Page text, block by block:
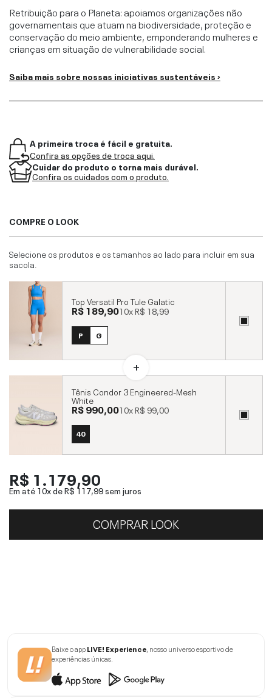
Retribuição para o Planeta: apoiamos organizações não
governamentais que atuam na biodiversidade, proteção e
conservação do meio ambiente, emponderando mulheres e
crianças em situação de vulnerabilidade social.
Saiba mais sobre nossas iniciativas sustentáveis ›
A primeira troca é fácil e gratuita.
Confira as opções de troca aqui.
Cuidar do produto o torna mais durável.
Confira os cuidados com o produto.
COMPRE O LOOK
Selecione os produtos e os tamanhos ao lado para incluir em sua
sacola.
Top Versatil Pro Tule Galatic
R$ 189,9010xR$ 18,99
P G
Tênis Condor 3 Engineered-Mesh
White
R$ 990,0010xR$ 99,00
40
R$ 1.179,90
Em até 10x deR$ 117,99sem juros
COMPRAR LOOK
Baixe o appLIVE! Experience , nosso universo esportivo de
experiências únicas.